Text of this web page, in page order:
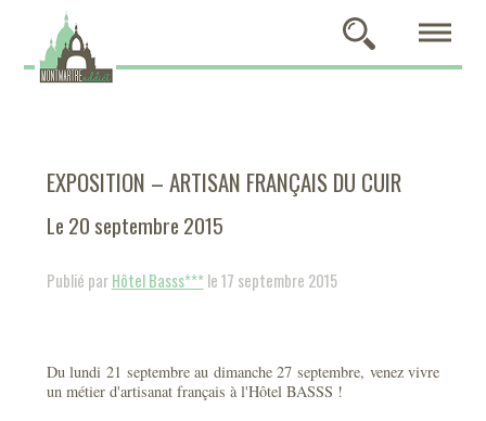
EXPOSITION – ARTISAN FRANÇAIS DU CUIR
Le 20 septembre 2015
Publié parHôtel Basss*** le 17 septembre 2015
Du lundi 21 septembre au dimanche 27 septembre, venez vivre
un métier d'artisanat français à l'Hôtel BASSS !